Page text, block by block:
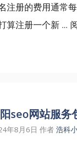
注册的费用通常
算注册一个新 ...
seo网站服务
年8月6日 作者 浩科